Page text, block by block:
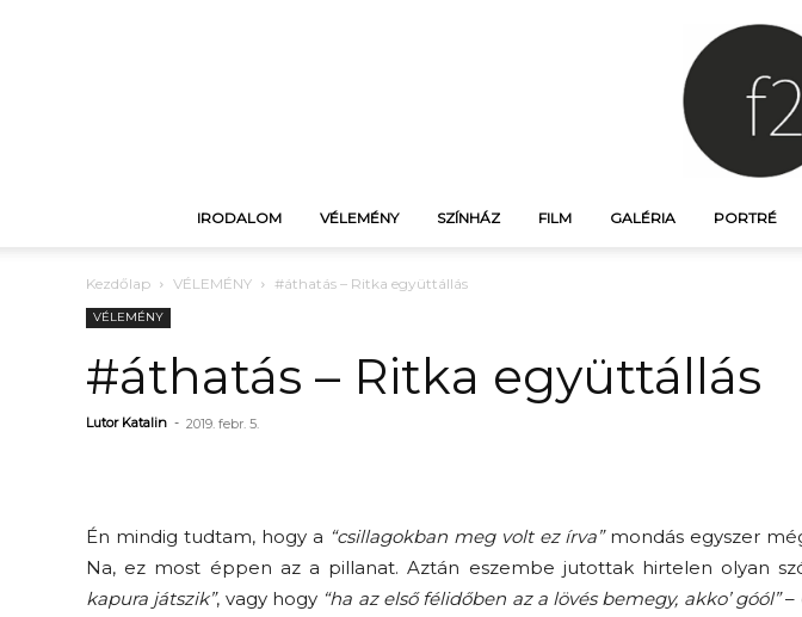
IRODALOM VÉLEMÉNY SZÍNHÁZ FILM GALÉRIA PORTRÉ
Kezdőlap VÉLEMÉNY #áthatás – Ritka együttállás
VÉLEMÉNY
#áthatás – Ritka együttállás
Lutor Katalin - 2019. febr. 5.
Én mindig tudtam, hogy a “csillagokban meg volt ez írva”mondás egyszer
Na, ez most éppen az a pillanat. Aztán eszembe jutottak hirtelen olyan
kapura játszik”, vagy hogy “ha az első félidőben az a lövés bemegy, akko’ góól”–